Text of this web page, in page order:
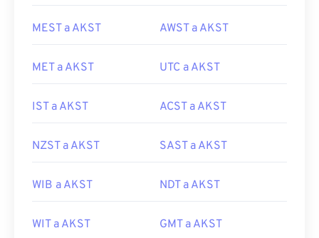
MEST a AKST AWST a AKST
MET a AKST UTC a AKST
IST a AKST ACST a AKST
NZST a AKST SAST a AKST
WIB a AKST NDT a AKST
WIT a AKST GMT a AKST